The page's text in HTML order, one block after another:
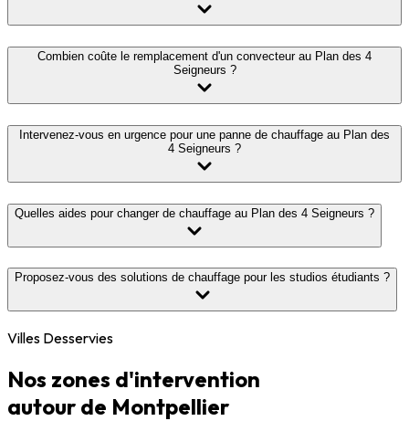
Combien coûte le remplacement d'un convecteur au Plan des 4
Seigneurs ?
Intervenez-vous en urgence pour une panne de chauffage au Plan des
4 Seigneurs ?
Quelles aides pour changer de chauffage au Plan des 4 Seigneurs ?
Proposez-vous des solutions de chauffage pour les studios étudiants ?
Villes Desservies
Nos zones d'intervention
autour de Montpellier